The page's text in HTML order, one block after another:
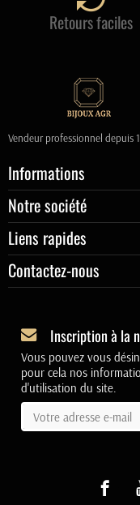
Retours faciles
Vendeur professionnel depuis
Informations
Notre société
Liens rapides
Contactez-nous
Inscription à la
Vous pouvez vous
pour cela nos
d'utilisation du site.